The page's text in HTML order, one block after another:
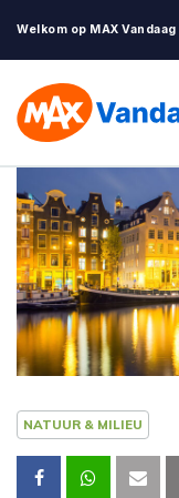
Welkom op MAX Vandaag
NATUUR & MILIEU